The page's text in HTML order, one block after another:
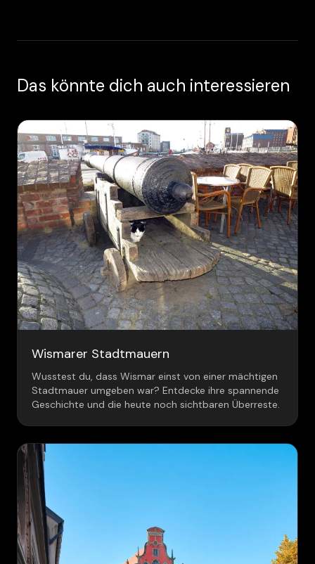
Das könnte dich auch interessieren
Wismarer Stadtmauern
Wusstest du, dass Wismar einst von einer mächtigen
Stadtmauer umgeben war? Entdecke ihre spannende
Geschichte und die heute noch sichtbaren Überreste.